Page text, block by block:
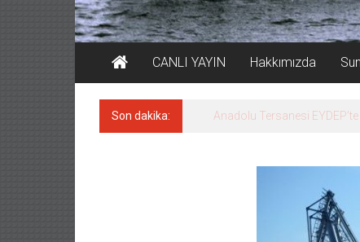
CANLI YAYIN Hakkımızda
Son dakika: Derince, ILCA Masters